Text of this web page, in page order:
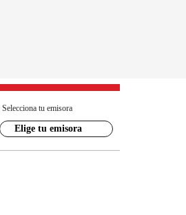
Selecciona tu emisora
Elige tu emisora